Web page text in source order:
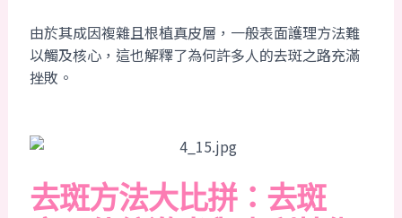
由於其成因複雜且根植真皮層，一般表面護理方法難
以觸及核心，這也解釋了為何許多人的去斑之路充滿
挫敗。
去斑方法大比拼：去斑